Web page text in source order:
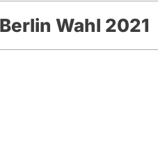
Wahl 2021